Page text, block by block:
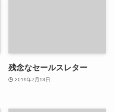
残念なセールスレター
2019年7月13日